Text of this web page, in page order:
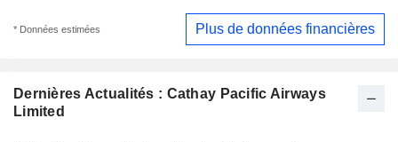
Dernières Actualités : Cathay Pacific Airways
Limited
* Données estimées Plus de données financières